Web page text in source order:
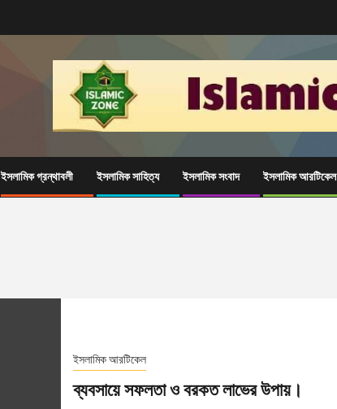
ইসলামিক গ্রন্থাবলী ইসলামিক সাহিত্য ইসলামিক সংবাদ ইসলামিক আরটিকেল
ইসলামিক আরটিকেল
ব্যবসায়ে সফলতা ও বরকত লাভের উপায়।